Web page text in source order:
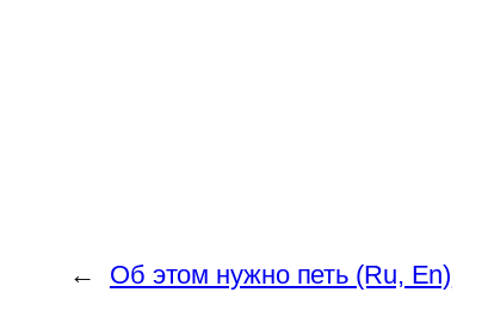
← Об этом нужно петь (Ru, En)